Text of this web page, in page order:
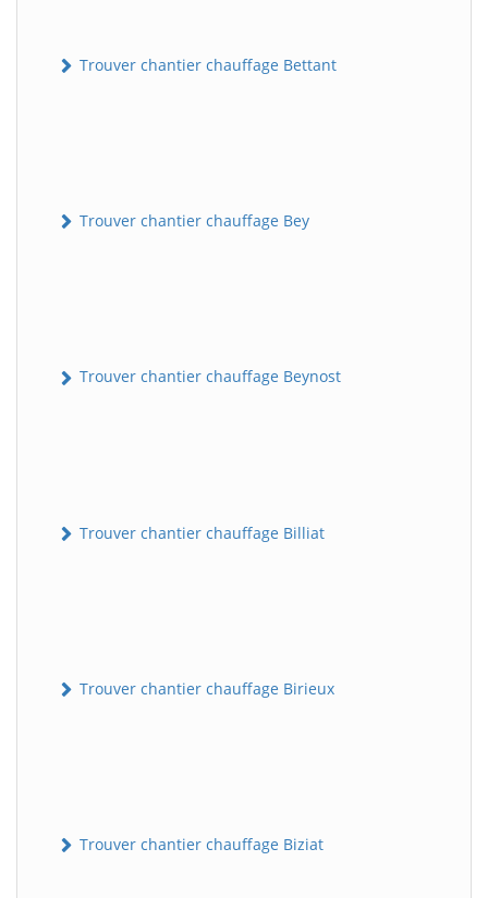
Trouver chantier chauffage Bettant
Trouver chantier chauffage Bey
Trouver chantier chauffage Beynost
Trouver chantier chauffage Billiat
Trouver chantier chauffage Birieux
Trouver chantier chauffage Biziat